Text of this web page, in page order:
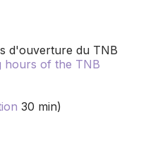
d'ouverture du TNB
hours of the TNB
30 min)